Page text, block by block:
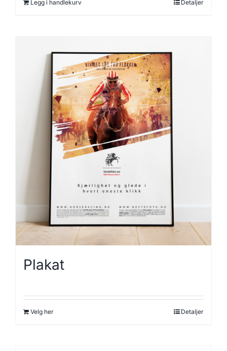
Legg i handlekurv Detaljer
Plakat
Velg her Detaljer